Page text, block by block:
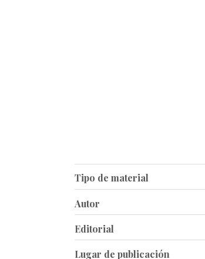
Tipo de material
Autor
Editorial
Lugar de publicación